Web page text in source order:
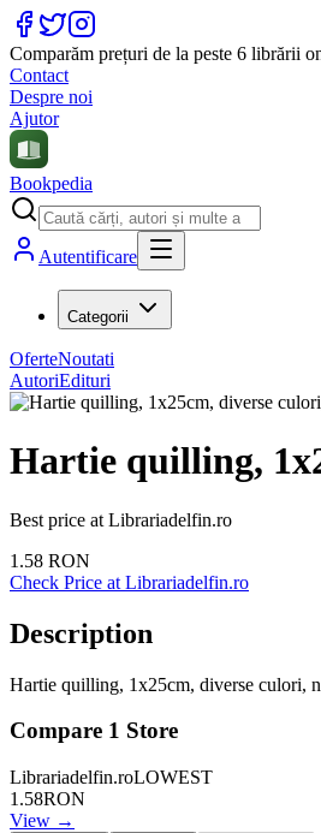
Comparăm prețuri de la peste 6 librării
Contact
Despre noi
Ajutor
Bookpedia
Autentificare
Categorii
OferteNoutati
AutoriEdituri
Hartie quilling,
Best price at Librariadelfin.ro
1.58 RON
Check Price at Librariadelfin.ro
Description
Hartie quilling, 1x25cm, diverse culori,
Compare 1 Store
Librariadelfin.roLOWEST
1.58RON
View →